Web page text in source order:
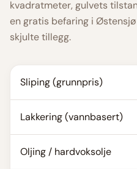
kvadratmeter, gulvets
en gratis befaring i Østensjø
skjulte tillegg.
Sliping (grunnpris)
Lakkering (vannbasert)
Oljing / hardvoksolje